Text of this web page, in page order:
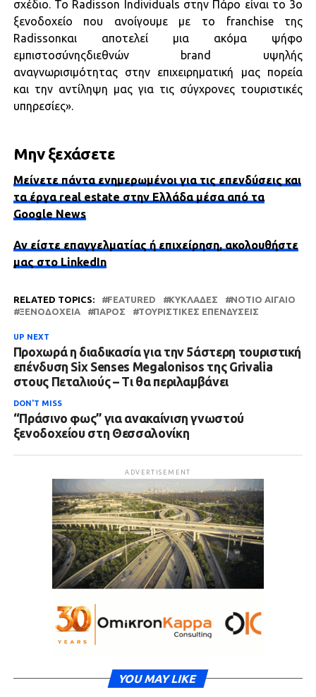
σχέδιο. Το Radisson Individuals στην Πάρο είναι το 3ο
ξενοδοχείο που ανοίγουμε με το franchise της
Radissonκαι αποτελεί μια ακόμα ψήφο
εμπιστοσύνηςδιεθνών brand υψηλής
αναγνωρισιμότητας στην επιχειρηματική μας πορεία
και την αντίληψη μας για τις σύγχρονες τουριστικές
υπηρεσίες».
Μην ξεχάσετε
Μείνετε πάντα ενημερωμένοι για τις επενδύσεις και
τα έργα real estate στην Ελλάδα μέσα από τα
Google News
Αν είστε επαγγελματίας ή επιχείρηση, ακολουθήστε
μας στο LinkedIn
RELATED TOPICS: FEATURED ΚΥΚΛΆΔΕΣ
ΝΌΤΙΟ ΑΙΓΑΊΟ
ΞΕΝΟΔΟΧΕΊΑ
ΠΆΡΟΣ ΤΟΥΡΙΣΤΙΚΈΣ ΕΠΕΝΔΎΣΕΙΣ
UP NEXT
Προχωρά η διαδικασία για την 5άστερη τουριστική
επένδυση Six Senses Megalonisos της Grivalia
στους Πεταλιούς – Τι θα περιλαμβάνει
DON'T MISS
“Πράσινο φως” για ανακαίνιση γνωστού
ξενοδοχείου στη Θεσσαλονίκη
ADVERTISEMENT
YOU MAY LIKE